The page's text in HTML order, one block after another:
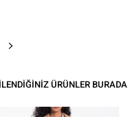
ÜRÜNLER BURADA